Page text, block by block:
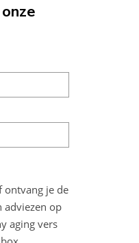
ontvang je de
adviezen op
aging vers